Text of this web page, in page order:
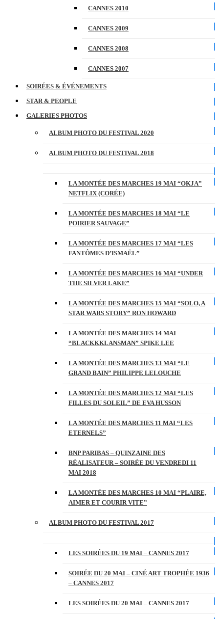
CANNES 2010
CANNES 2009
CANNES 2008
CANNES 2007
SOIRÉES & ÉVÉNEMENTS
STAR & PEOPLE
GALERIES PHOTOS
ALBUM PHOTO DU FESTIVAL 2020
ALBUM PHOTO DU FESTIVAL 2018
LA MONTÉE DES MARCHES 19 MAI “OKJA”
NETFLIX (CORÉE)
LA MONTÉE DES MARCHES 18 MAI “LE
POIRIER SAUVAGE”
LA MONTÉE DES MARCHES 17 MAI “LES
FANTÔMES D’ISMAËL”
LA MONTÉE DES MARCHES 16 MAI “UNDER
THE SILVER LAKE”
LA MONTÉE DES MARCHES 15 MAI “SOLO, A
STAR WARS STORY” RON HOWARD
LA MONTÉE DES MARCHES 14 MAI
“BLACKKKLANSMAN” SPIKE LEE
LA MONTÉE DES MARCHES 13 MAI “LE
GRAND BAIN” PHILIPPE LELOUCHE
LA MONTÉE DES MARCHES 12 MAI “LES
FILLES DU SOLEIL” DE EVA HUSSON
LA MONTÉE DES MARCHES 11 MAI “LES
ETERNELS”
BNP PARIBAS – QUINZAINE DES
RÉALISATEUR – SOIRÉE DU VENDREDI 11
MAI 2018
LA MONTÉE DES MARCHES 10 MAI “PLAIRE,
AIMER ET COURIR VITE”
ALBUM PHOTO DU FESTIVAL 2017
LES SOIRÉES DU 19 MAI – CANNES 2017
SOIRÉE DU 20 MAI – CINÉ ART TROPHÉE 1936
– CANNES 2017
LES SOIRÉES DU 20 MAI – CANNES 2017